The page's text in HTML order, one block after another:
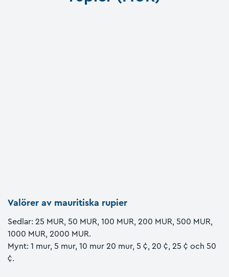
Valörer av mauritiska rupier
Sedlar: 25 MUR, 50 MUR, 100 MUR, 200 MUR, 500 MUR,
1000 MUR, 2000 MUR.
Mynt: 1 mur, 5 mur, 10 mur 20 mur, 5 ¢, 20 ¢, 25 ¢ och 50
¢.